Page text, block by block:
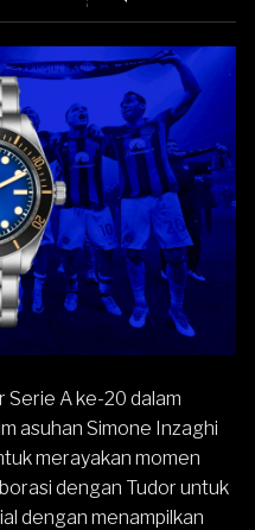
A ke-20 dalam
asuhan Simone Inzaghi
merayakan momen
dengan Tudor untuk
dengan menampilkan